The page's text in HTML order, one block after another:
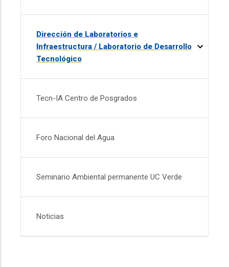
Dirección de Laboratorios e
Infraestructura / Laboratorio de Desarrollo
Tecnológico
Tecn-IA Centro de Posgrados
Foro Nacional del Agua
Seminario Ambiental permanente UC Verde
Noticias